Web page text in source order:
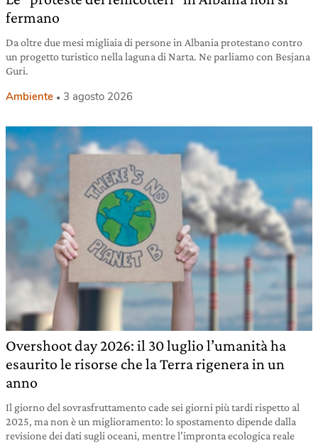
fermano
Da oltre due mesi migliaia di persone in Albania protestano contro
un progetto turistico nella laguna di Narta. Ne parliamo con Besjana
Guri.
Ambiente 3 agosto 2026
Overshoot day 2026: il 30 luglio l’umanità ha
esaurito le risorse che la Terra rigenera in un
anno
Il giorno del sovrasfruttamento cade sei giorni più tardi rispetto al
2025, ma non è un miglioramento: lo spostamento dipende dalla
revisione dei dati sugli oceani, mentre l’impronta ecologica reale